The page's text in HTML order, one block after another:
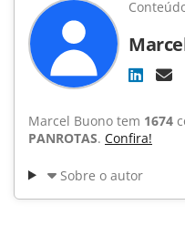
Marcel Buono tem 1674
PANROTAS. Confira!
Sobre o autor